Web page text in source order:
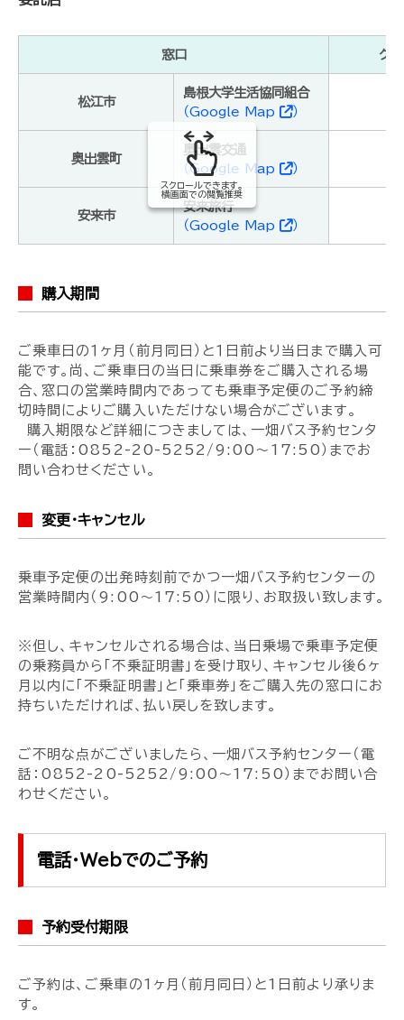
窓口 ク
松江市
島根大学生活協同組合
（Google Map
）
奥出雲町
奥出雲交通
（Google Map
）
安来市
安来旅行
（Google Map
）
スクロールできます。
横画面での閲覧推奨
購入期間
ご乗車日の１ヶ月（前月同日）と１日前より当日まで購入可
能です。尚、ご乗車日の当日に乗車券をご購入される場
合、窓口の営業時間内であっても乗車予定便のご予約締
切時間によりご購入いただけない場合がございます。
購入期限など詳細につきましては、一畑バス予約センタ
ー（電話：0852-20-5252/9:00～17:50）までお
問い合わせください。
変更・キャンセル
乗車予定便の出発時刻前でかつ一畑バス予約センターの
営業時間内（9:00～17:50）に限り、お取扱い致します。
※但し、キャンセルされる場合は、当日乗場で乗車予定便
の乗務員から「不乗証明書」を受け取り、キャンセル後6ヶ
月以内に「不乗証明書」と「乗車券」をご購入先の窓口にお
持ちいただければ、払い戻しを致します。
ご不明な点がございましたら、一畑バス予約センター（電
話：0852-20-5252/9:00～17:50）までお問い合
わせください。
電話・Webでのご予約
予約受付期限
ご予約は、ご乗車の1ヶ月（前月同日）と1日前より承りま
す。